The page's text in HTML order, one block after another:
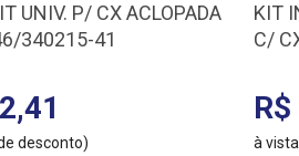
UNIV. P/ CX ACLOPADA
340215-41
desconto)
KIT
C/
à